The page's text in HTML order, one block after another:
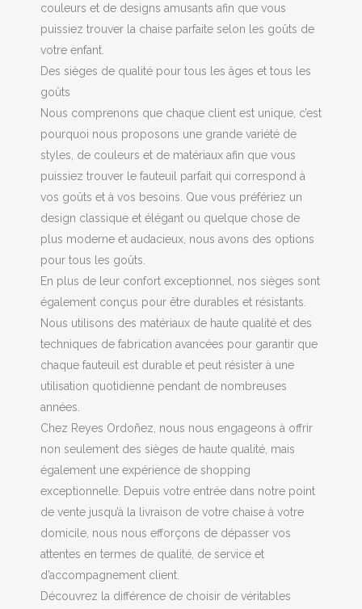
couleurs et de designs amusants afin que vous
puissiez trouver la chaise parfaite selon les goûts de
votre enfant.
Des sièges de qualité pour tous les âges et tous les
goûts
Nous comprenons que chaque client est unique, c’est
pourquoi nous proposons une grande variété de
styles, de couleurs et de matériaux afin que vous
puissiez trouver le fauteuil parfait qui correspond à
vos goûts et à vos besoins. Que vous préfériez un
design classique et élégant ou quelque chose de
plus moderne et audacieux, nous avons des options
pour tous les goûts.
En plus de leur confort exceptionnel, nos sièges sont
également conçus pour être durables et résistants.
Nous utilisons des matériaux de haute qualité et des
techniques de fabrication avancées pour garantir que
chaque fauteuil est durable et peut résister à une
utilisation quotidienne pendant de nombreuses
années.
Chez Reyes Ordoñez, nous nous engageons à offrir
non seulement des sièges de haute qualité, mais
également une expérience de shopping
exceptionnelle. Depuis votre entrée dans notre point
de vente jusqu’à la livraison de votre chaise à votre
domicile, nous nous efforçons de dépasser vos
attentes en termes de qualité, de service et
d’accompagnement client.
Découvrez la différence de choisir de véritables